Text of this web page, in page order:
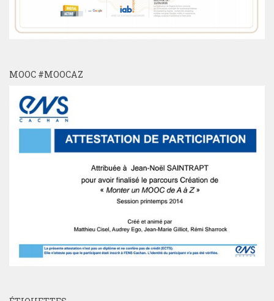
MOOC #MOOCAZ